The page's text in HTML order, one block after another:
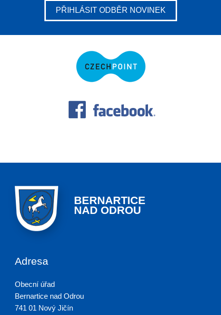
PŘIHLÁSIT ODBĚR NOVINEK
BERNARTICE
NAD ODROU
Adresa
Obecní úřad
Bernartice nad Odrou
741 01 Nový Jičín